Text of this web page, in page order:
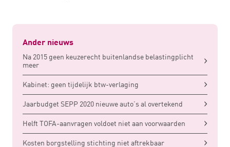
Ander nieuws
Na 2015 geen keuzerecht buitenlandse belastingplicht
meer
Kabinet: geen tijdelijk btw-verlaging
Jaarbudget SEPP 2020 nieuwe auto’s al overtekend
Helft TOFA-aanvragen voldoet niet aan voorwaarden
Kosten borgstelling stichting niet aftrekbaar